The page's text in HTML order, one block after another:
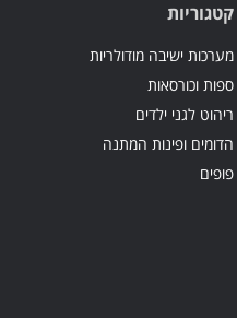
קטגוריות
מערכות ישיבה מודולריות
ספות וכורסאות
ריהוט לגני ילדים
הדומים ופינות המתנה
פופים